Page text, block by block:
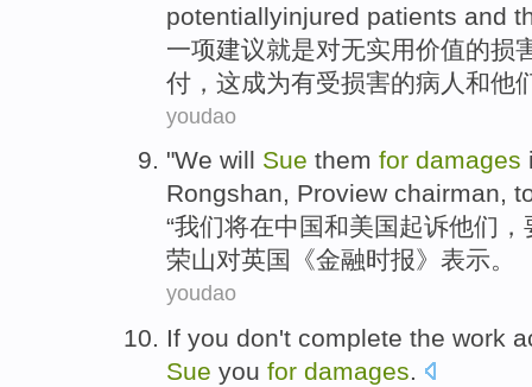
potentiallyinjured patients and
一项建议就是对无实用价值的损
付 ， 这成为有受损害的病人 和他
youdao
"We will Sue them for damages
Rongshan, Proview chairman,
“我们将在中国和美国起诉他们
荣山对英国《金融时报》表示。
youdao
If you don't complete the work
Sue you for damages.